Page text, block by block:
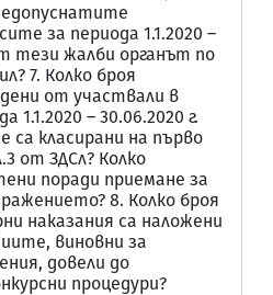
за периода 1.1.2020 –
тези жалби органът по
7. Колко броя
от участвали в
1.1.2020 – 30.06.2020 г.
са класирани на първо
от ЗДСл? Колко
поради приемане за
8. Колко броя
наказания са наложени
виновни за
довели до
процедури?